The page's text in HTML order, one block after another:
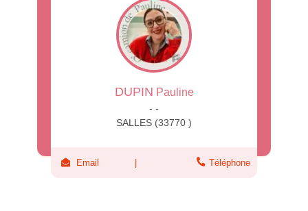
DUPIN Pauline
- -
SALLES (33770 )
Email Téléphone